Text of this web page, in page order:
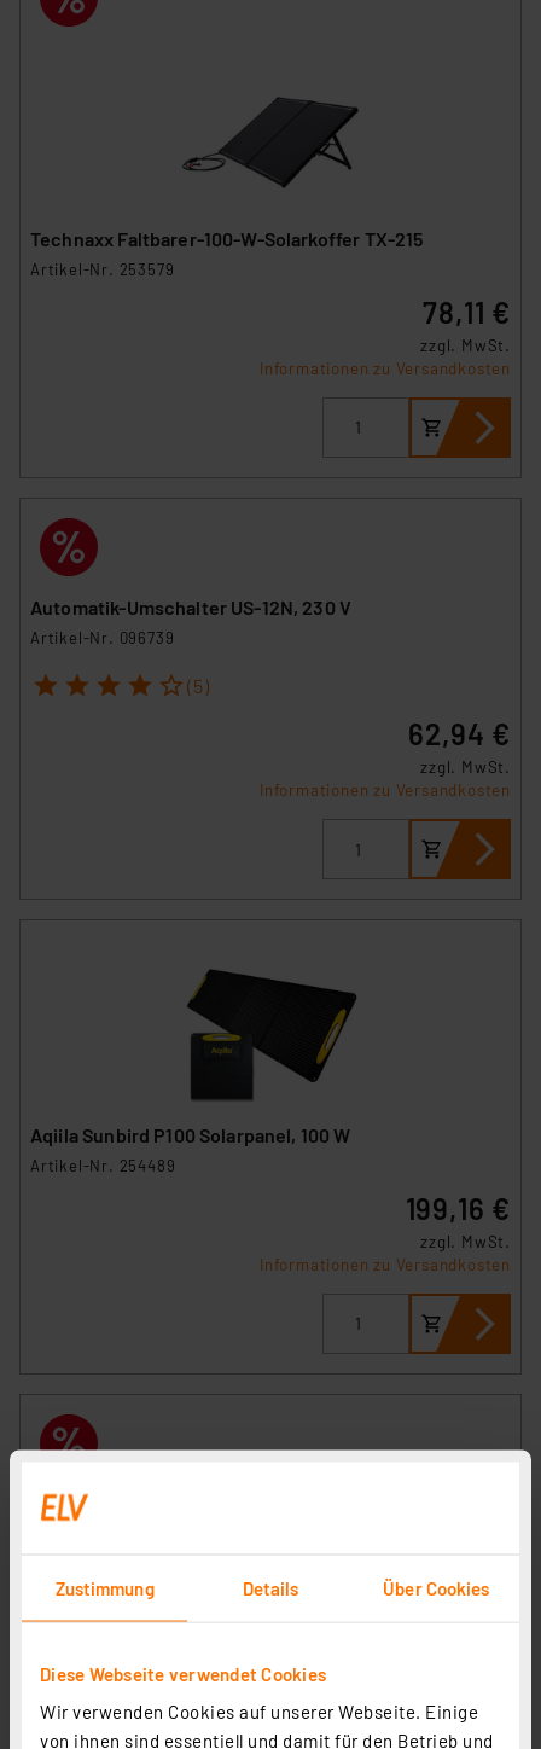
Zustimmung Details Über Cookies
Diese Webseite verwendet Cookies
Wir verwenden Cookies auf unserer Webseite. Einige
von ihnen sind essentiell und damit für den Betrieb und
Technaxx Faltbarer-100-W-Solarkoffer TX-215
Artikel-Nr. 253579
78,11 €
zzgl. MwSt.
Informationen zu Versandkosten
Automatik-Umschalter US-12N, 230 V
Artikel-Nr. 096739
1 2 3 4 5 (5)
62,94 €
zzgl. MwSt.
Informationen zu Versandkosten
Aqiila Sunbird P100 Solarpanel, 100 W
Artikel-Nr. 254489
199,16 €
zzgl. MwSt.
Informationen zu Versandkosten
Kopp Gummischlauchleitung H07RN-F 3G 1,5 mm²,
7,55 €